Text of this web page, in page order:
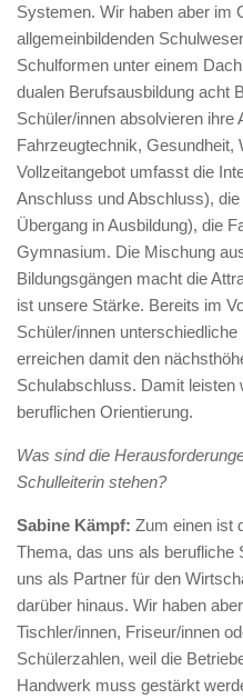
Systemen. Wir haben aber im
allgemeinbildenden
Schulformen unter einem
dualen Berufsausbildung acht
Schüler/innen absolvieren ihre
Fahrzeugtechnik, Gesundheit,
Vollzeitangebot umfasst die
Anschluss und Abschluss),
Übergang in Ausbildung), die
Gymnasium. Die Mischung
Bildungsgängen macht die
ist unsere Stärke. Bereits im
Schüler/innen
erreichen damit den
Schulabschluss. Damit leisten
beruflichen Orientierung.
Was sind die
Schulleiterin stehen?
Sabine Kämpf: Zum einen ist
Thema, das uns als berufliche
uns als Partner für den
darüber hinaus. Wir haben
Tischler/innen, Friseur/innen
Schülerzahlen, weil die
Handwerk muss gestärkt